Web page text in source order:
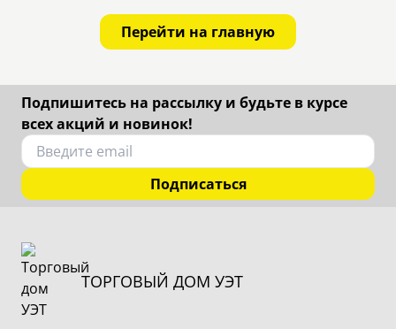
Перейти на главную
Подпишитесь на рассылку и будьте в курсе
всех акций и новинок!
Подписаться
ТОРГОВЫЙ ДОМ УЭТ